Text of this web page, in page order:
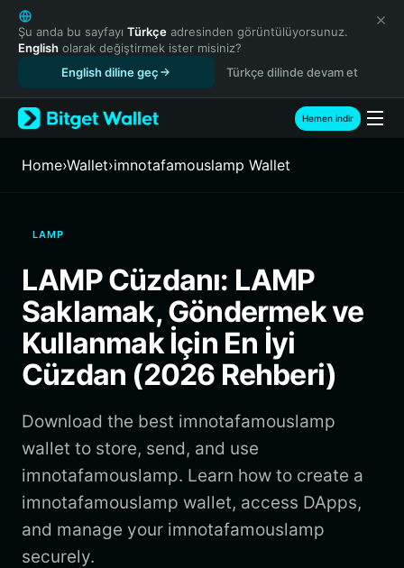
English
日本語
Tiếng Việt
Español (Latinoamérica)
Türkçe
Français
繁體中文
Bahasa Indonesia
ภาษาไทย
हिन्दी
Español
Português (Brasil)
Şu anda bu sayfayı Türkçe adresinden görüntülüyorsunuz.
English olarak değiştirmek ister misiniz?
English diline geç
Türkçe dilinde devam et
Hemen indir
Home›Wallet›imnotafamouslamp Wallet
LAMP
LAMP Cüzdanı: LAMP
Saklamak, Göndermek ve
Kullanmak İçin En İyi
Cüzdan (2026 Rehberi)
Download the best imnotafamouslamp
wallet to store, send, and use
imnotafamouslamp. Learn how to create a
imnotafamouslamp wallet, access DApps,
and manage your imnotafamouslamp
securely.